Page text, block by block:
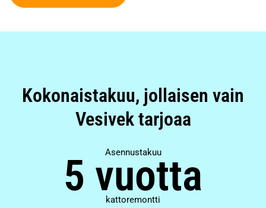
Kokonaistakuu, jollaisen vain
Vesivek tarjoaa
Asennustakuu
5 vuotta
kattoremontti